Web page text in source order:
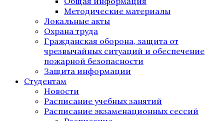
Методические материалы
Локальные акты
Охрана труда
Гражданская оборона, защита от
чрезвычайных ситуаций и обеспечение
пожарной безопасности
Защита информации
Студентам
Новости
Расписание учебных занятий
Расписание экзаменационных сессий